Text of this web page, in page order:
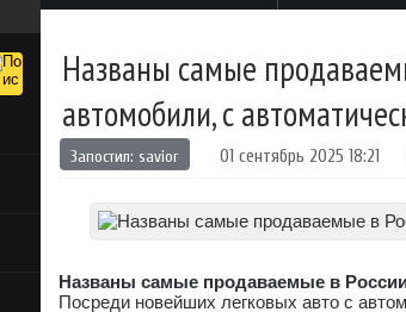
Названы самые
автомобили, с
Запостил: savior 01 сентябрь 2025 18:21
Названы самые продаваемые в
Посреди новейших легковых авто с